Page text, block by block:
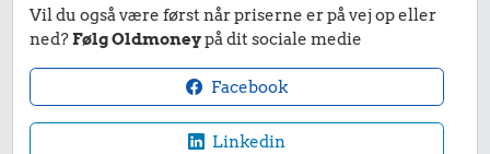
Vil du også være først når priserne er på vej op eller
ned?Følg Oldmoneypå dit sociale medie
Facebook
Linkedin